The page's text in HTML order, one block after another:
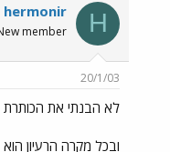
H
hermonir
member
20/1/03
לא הבנתי את
ובכל מקרה הרעיון